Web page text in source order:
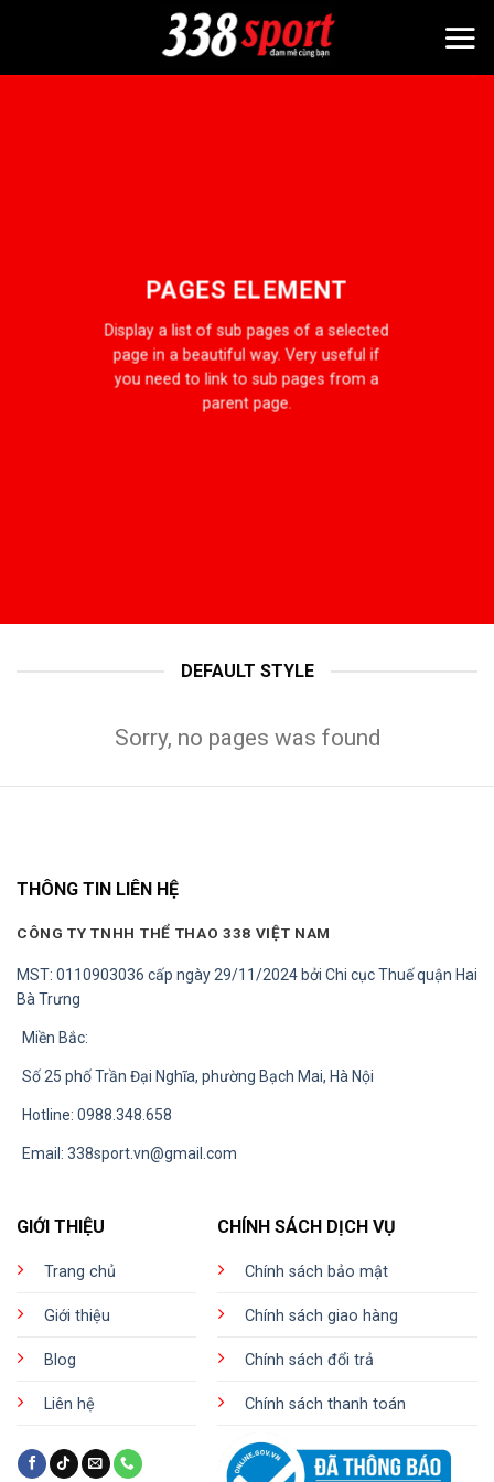
PAGES ELEMENT
Display a list of sub pages of a selected
page in a beautiful way. Very useful if
you need to link to sub pages from a
parent page.
DEFAULT STYLE
Sorry, no pages was found
THÔNG TIN LIÊN HỆ
CÔNG TY TNHH THỂ THAO 338 VIỆT NAM
MST: 0110903036 cấp ngày 29/11/2024 bởi Chi cục Thuế quận Hai
Bà Trưng
Miền Bắc:
Số 25 phố Trần Đại Nghĩa, phường Bạch Mai, Hà Nội
Hotline: 0988.348.658
Email: 338sport.vn@gmail.com
GIỚI THIỆU
Trang chủ
Giới thiệu
Blog
Liên hệ
CHÍNH SÁCH DỊCH VỤ
Chính sách bảo mật
Chính sách giao hàng
Chính sách đổi trả
Chính sách thanh toán